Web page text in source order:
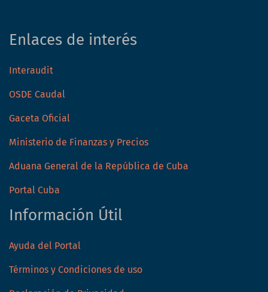
Enlaces de interés
Interaudit
OSDE Caudal
Gaceta Oficial
Ministerio de Finanzas y Precios
Aduana General de la República de Cuba
Portal Cuba
Información Útil
Ayuda del Portal
Términos y Condiciones de uso